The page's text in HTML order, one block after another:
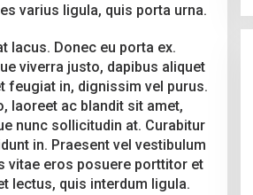
varius ligula, quis porta urna.
lacus. Donec eu porta ex.
viverra justo, dapibus aliquet
feugiat in, dignissim vel purus.
laoreet ac blandit sit amet,
nunc sollicitudin at. Curabitur
in. Praesent vel vestibulum
vitae eros posuere porttitor et
lectus, quis interdum ligula.